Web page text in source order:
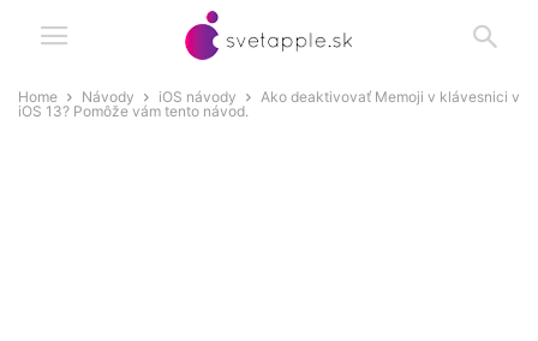
Home Návody iOS návody
Ako deaktivovať Memoji v klávesnici v
iOS 13? Pomôže vám tento návod.